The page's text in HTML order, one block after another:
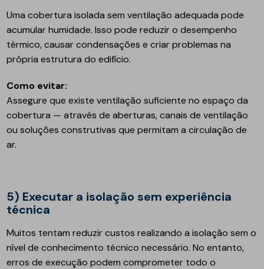
Uma cobertura isolada sem ventilação adequada pode
acumular humidade. Isso pode reduzir o desempenho
térmico, causar condensações e criar problemas na
própria estrutura do edifício.
Como evitar:
Assegure que existe ventilação suficiente no espaço da
cobertura — através de aberturas, canais de ventilação
ou soluções construtivas que permitam a circulação de
ar.
5) Executar a isolação sem experiência
técnica
Muitos tentam reduzir custos realizando a isolação sem o
nível de conhecimento técnico necessário. No entanto,
erros de execução podem comprometer todo o